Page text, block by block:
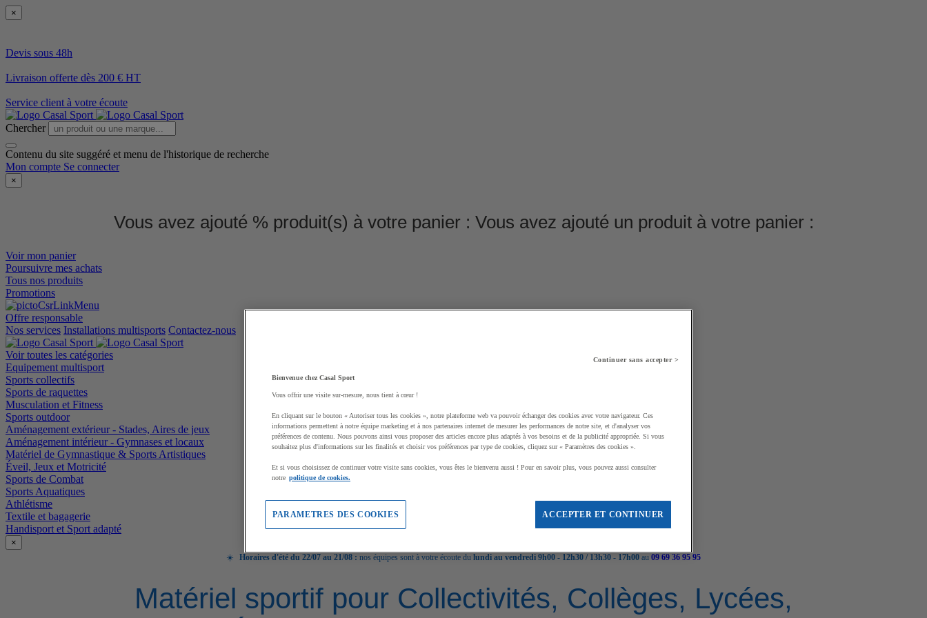
×
Devis sous 48h
Livraison offerte dès 200 € HT
Service client à votre écoute
Chercher
Contenu du site suggéré et menu de l'historique de recherche
Mon compte Se connecter
×
Vous avez ajouté % produit(s) à votre panier : Vous avez ajouté un produit à votre panier :
Voir mon panier
Poursuivre mes achats
Tous nos produits
Promotions
Offre responsable
Nos services Installations multisports Contactez-nous
Voir toutes les catégories
Equipement multisport
Sports collectifs
Sports de raquettes
Musculation et Fitness
Sports outdoor
Aménagement extérieur - Stades, Aires de jeux
Aménagement intérieur - Gymnases et locaux
Matériel de Gymnastique & Sports Artistiques
Éveil, Jeux et Motricité
Sports de Combat
Sports Aquatiques
Athlétisme
Textile et bagagerie
Handisport et Sport adapté
×
☀️ Horaires d'été du 22/07 au 21/08 : nos équipes sont à votre écoute du lundi au vendredi 9h00 - 12h30 / 13h30 - 17h00 au 09 69 36 95 95
Matériel sportif pour Collectivités, Collèges, Lycées,
Continuer sans accepter >
Bienvenue chez Casal Sport
Vous offrir une visite sur-mesure, nous tient à cœur !
En cliquant sur le bouton « Autoriser tous les cookies », notre plateforme web va pouvoir échanger des cookies avec votre navigateur. Ces
informations permettent à notre équipe marketing et à nos partenaires internet de mesurer les performances de notre site, et d'analyser vos
préférences de contenu. Nous pouvons ainsi vous proposer des articles encore plus adaptés à vos besoins et de la publicité appropriée. Si vous
souhaitez plus d'informations sur les finalités et choisir vos préférences par type de cookies, cliquez sur « Paramètres des cookies ».
Et si vous choisissez de continuer votre visite sans cookies, vous êtes le bienvenu aussi ! Pour en savoir plus, vous pouvez aussi consulter
notre politique de cookies.
ACCEPTER ET CONTINUER
PARAMETRES DES COOKIES